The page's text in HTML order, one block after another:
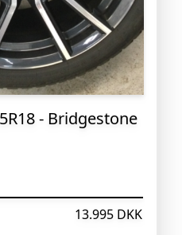
- Bridgestone
13.995 DKK